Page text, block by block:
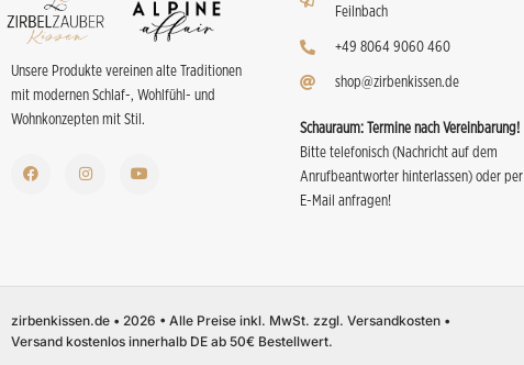
Unsere Produkte vereinen alte Traditionen
mit modernen Schlaf-, Wohlfühl- und
Wohnkonzepten mit Stil.
Feilnbach
+49 8064 9060 460
shop@zirbenkissen.de
Schauraum: Termine nach Vereinbarung!
Bitte telefonisch (Nachricht auf dem
Anrufbeantworter hinterlassen) oder per
E-Mail anfragen!
zirbenkissen.de • 2026 • Alle Preise inkl. MwSt. zzgl. Versandkosten •
Versand kostenlos innerhalb DE ab 50€ Bestellwert.